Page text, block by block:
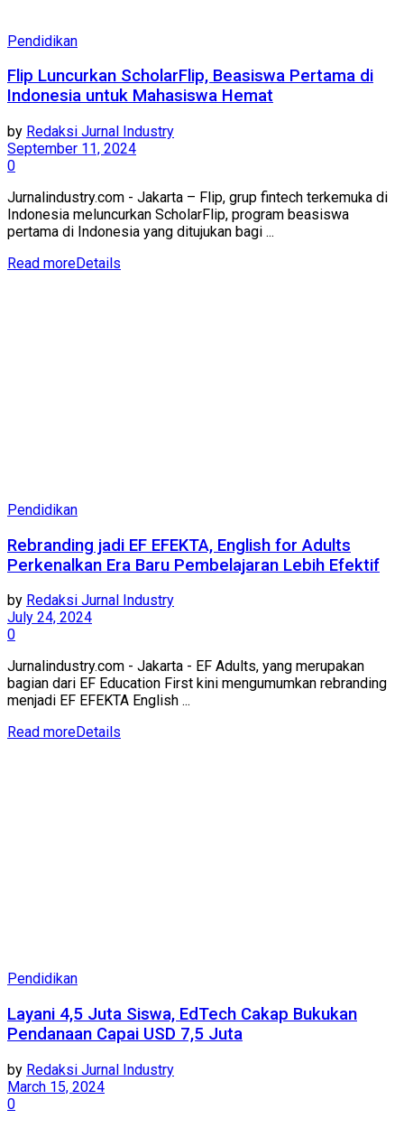
Pendidikan
Flip Luncurkan ScholarFlip, Beasiswa Pertama di
Indonesia untuk Mahasiswa Hemat
by Redaksi Jurnal Industry
September 11, 2024
0
Jurnalindustry.com - Jakarta – Flip, grup fintech terkemuka di
Indonesia meluncurkan ScholarFlip, program beasiswa
pertama di Indonesia yang ditujukan bagi ...
Read moreDetails
Pendidikan
Rebranding jadi EF EFEKTA, English for Adults
Perkenalkan Era Baru Pembelajaran Lebih Efektif
by Redaksi Jurnal Industry
July 24, 2024
0
Jurnalindustry.com - Jakarta - EF Adults, yang merupakan
bagian dari EF Education First kini mengumumkan rebranding
menjadi EF EFEKTA English ...
Read moreDetails
Pendidikan
Layani 4,5 Juta Siswa, EdTech Cakap Bukukan
Pendanaan Capai USD 7,5 Juta
by Redaksi Jurnal Industry
March 15, 2024
0